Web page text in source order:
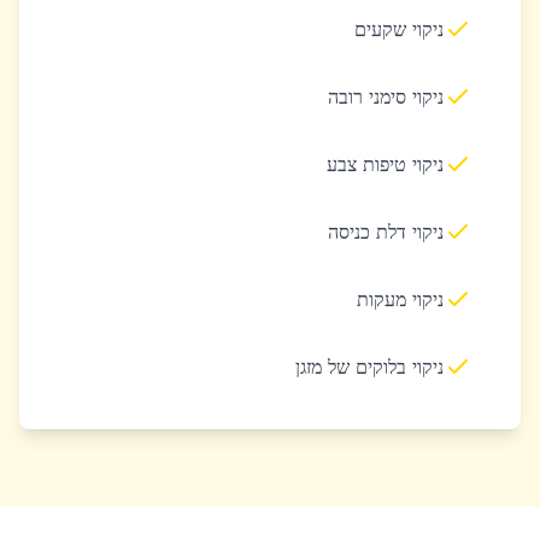
ניקוי שקעים
ניקוי סימני רובה
ניקוי טיפות צבע
ניקוי דלת כניסה
ניקוי מעקות
ניקוי בלוקים של מזגן